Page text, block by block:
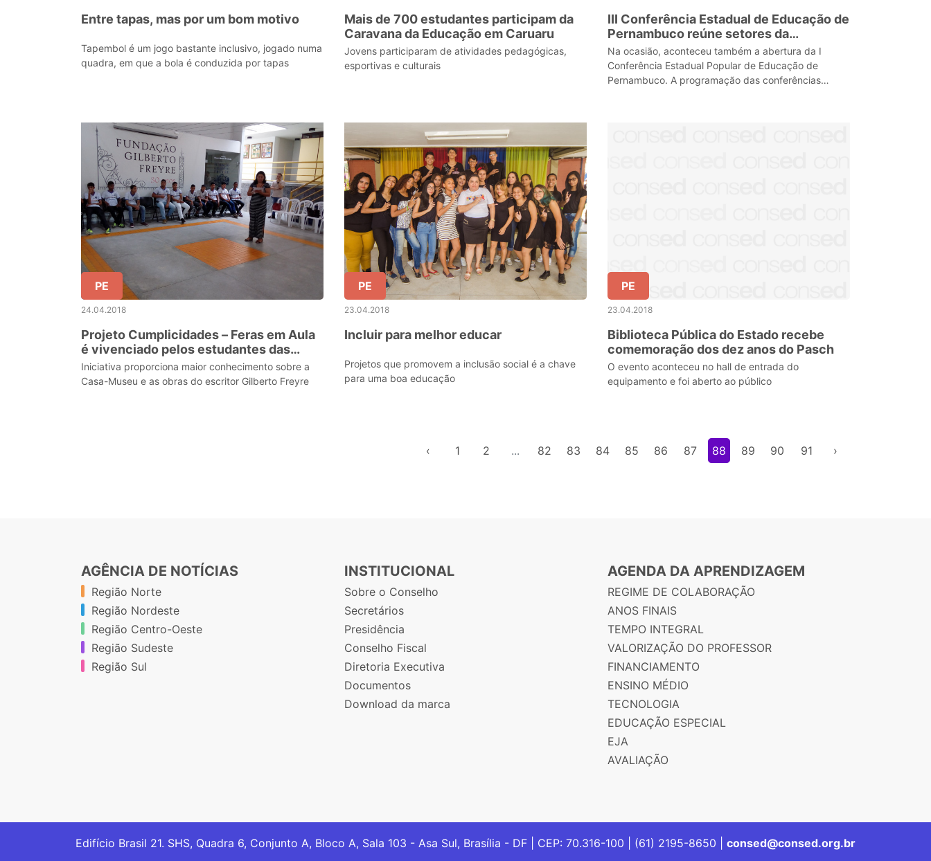
Entre tapas, mas por um bom motivo
Tapembol é um jogo bastante inclusivo, jogado numa
quadra, em que a bola é conduzida por tapas
Mais de 700 estudantes participam da
Caravana da Educação em Caruaru
Jovens participaram de atividades pedagógicas,
esportivas e culturais
III Conferência Estadual de Educação de
Pernambuco reúne setores da
sociedade para discutir Plano Nacional
de Educação
Na ocasião, aconteceu também a abertura da I
Conferência Estadual Popular de Educação de
Pernambuco. A programação das conferências
PE
24.04.2018
Projeto Cumplicidades – Feras em Aula
é vivenciado pelos estudantes das
regionais Recife Norte e Mata Sul
Iniciativa proporciona maior conhecimento sobre a
Casa-Museu e as obras do escritor Gilberto Freyre
PE
23.04.2018
Incluir para melhor educar
Projetos que promovem a inclusão social é a chave
para uma boa educação
PE
23.04.2018
Biblioteca Pública do Estado recebe
comemoração dos dez anos do Pasch
O evento aconteceu no hall de entrada do
equipamento e foi aberto ao público
‹ 1 2 ... 82 83 84 85 86 87 88 89 90 91 ›
AGÊNCIA DE NOTÍCIAS
Região Norte
Região Nordeste
Região Centro-Oeste
Região Sudeste
Região Sul
INSTITUCIONAL
Sobre o Conselho
Secretários
Presidência
Conselho Fiscal
Diretoria Executiva
Documentos
Download da marca
AGENDA DA APRENDIZAGEM
REGIME DE COLABORAÇÃO
ANOS FINAIS
TEMPO INTEGRAL
VALORIZAÇÃO DO PROFESSOR
FINANCIAMENTO
ENSINO MÉDIO
TECNOLOGIA
EDUCAÇÃO ESPECIAL
EJA
AVALIAÇÃO
Edifício Brasil 21. SHS, Quadra 6, Conjunto A, Bloco A, Sala 103 - Asa Sul, Brasília - DF | CEP: 70.316-100 | (61) 2195-8650 | consed@consed.org.br